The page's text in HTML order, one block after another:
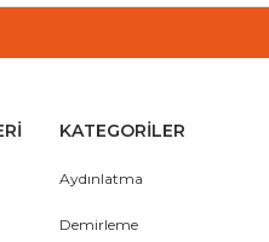
KATEGORİLER
Aydınlatma
Demirleme